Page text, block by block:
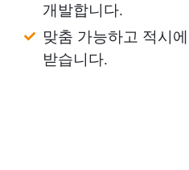
개발합니다.
맞춤 가능하고 적시
받습니다.